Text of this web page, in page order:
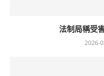
法制局稱受
2026-